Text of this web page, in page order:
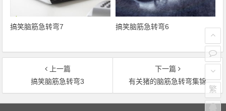
搞笑脑筋急转弯7 搞笑脑筋急转弯6
上一篇
搞笑脑筋急转弯3
下一篇
有关猪的脑筋急转弯集锦
文章导航
繁